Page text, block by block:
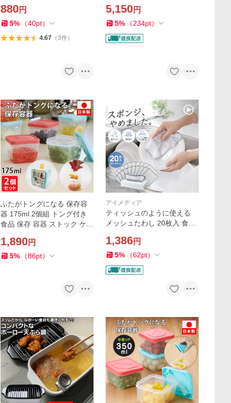
る 洗剤なし 拭くだけ 油汚れ
クロス 洗剤不要 再利用 洗え
880円
5% （40pt）
4.67（3件）
大判 40×50cm 日本製 乾きや
すい タオル 大きめ 吸水 速乾
5,150円
5% （234pt）
ふたがトングになる 保存容
器 175ml 2個組 トング付き
食品 保存 容器 ストック ケー
入れ レンジ 食洗機対応 角型
冷凍 定形外出荷
1,890円
5% （86pt）
アイメディア
ティッシュのように使える
メッシュたわし 20枚入 食器
ン 掃除 乾きやすい シートタ
イプ スポンジ メッシュ クロ
1,386円
5% （62pt）